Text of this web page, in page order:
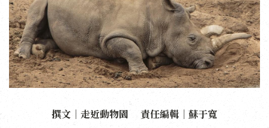
撰文｜走近動物園 責任編輯｜蘇于寬